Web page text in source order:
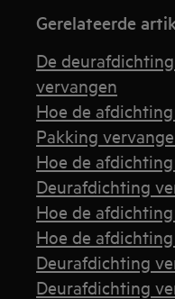
Gerelateerde
De
vervangen
Hoe de
Pakking
Hoe de
Deurafdichting
Hoe de
Hoe de
Deurafdichting
Deurafdichting